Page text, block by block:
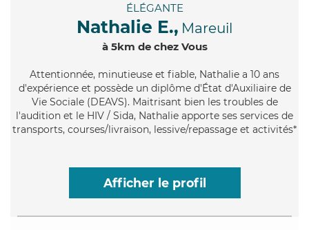
ÉLÉGANTE
Nathalie E., Mareuil
à 5km de chez Vous
Attentionnée, minutieuse et fiable, Nathalie a 10 ans
d'expérience et possède un diplôme d'État d'Auxiliaire de
Vie Sociale (DEAVS). Maitrisant bien les troubles de
l'audition et le HIV / Sida, Nathalie apporte ses services de
transports, courses/livraison, lessive/repassage et activités*
Afficher le profil